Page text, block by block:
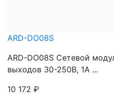
ARD-DO08S
ARD-DO08S Сетевой
выходов 30-250В, 1А ...
10 172 ₽